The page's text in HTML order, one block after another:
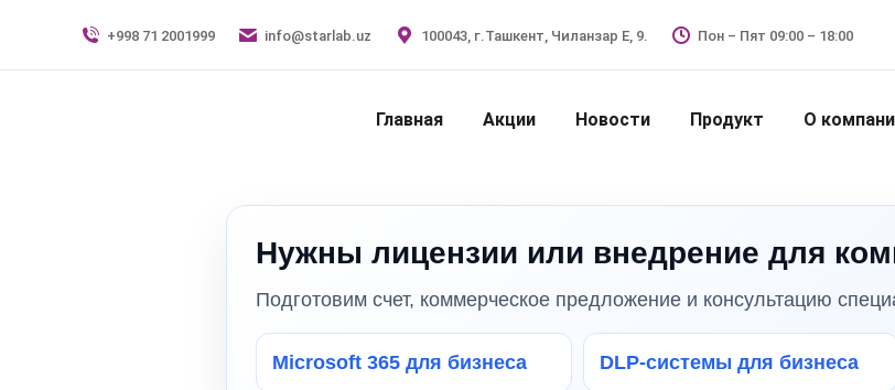
+998 71 2001999 info@starlab.uz 100043, г.Ташкент, Чиланзар Е, 9. Пон – Пят 09:00 – 18:00
Главная Акции Новости Продукт О
Нужны лицензии или внедрение для
Подготовим счет, коммерческое предложение и консультацию
Microsoft 365 для бизнеса DLP-системы для бизнеса